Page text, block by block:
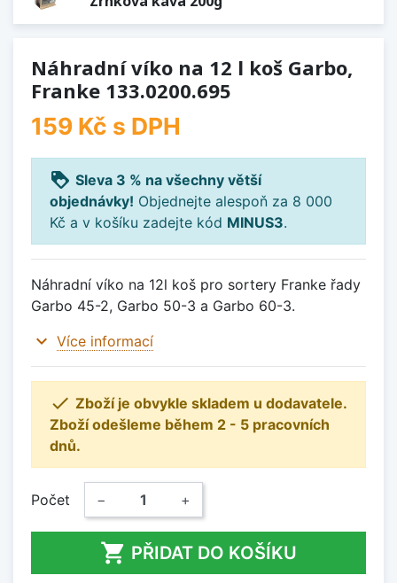
Náhradní víko na 12 l koš Garbo,
Franke 133.0200.695
159 Kč s DPH
loyalty Sleva 3 % na všechny větší
objednávky! Objednejte alespoň za 8 000
Kč a v košíku zadejte kód MINUS3.
Náhradní víko na 12l koš pro sortery Franke řady
Garbo 45-2, Garbo 50-3 a Garbo 60-3.
expand_more Více informací
 Zboží je obvykle skladem u dodavatele.
Zboží odešleme během 2 - 5 pracovních
dnů.
Počet − +
 PŘIDAT DO KOŠÍKU